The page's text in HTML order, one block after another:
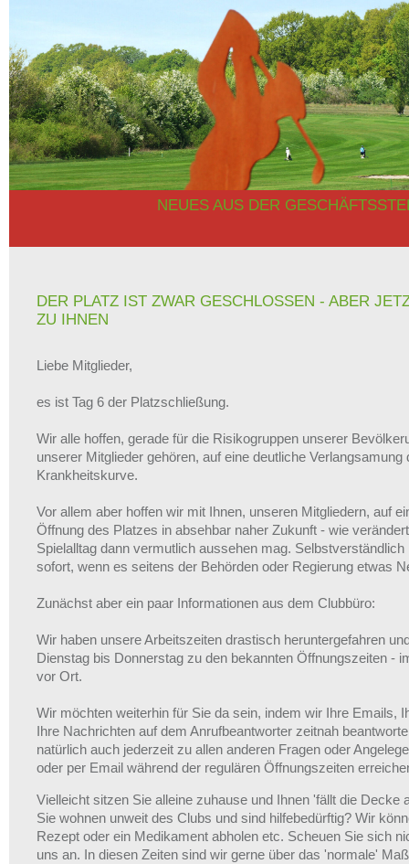
NEUES AUS DER
DER PLATZ IST ZWAR GESCHLOSSEN - ABER
ZU IHNEN
Liebe Mitglieder,
es ist Tag 6 der Platzschließung.
Wir alle hoffen, gerade für die Risikogruppen unserer
unserer Mitglieder gehören, auf eine deutliche Verlangsamung
Krankheitskurve.
Vor allem aber hoffen wir mit Ihnen, unseren Mitgliedern, auf
Öffnung des Platzes in absehbar naher Zukunft - wie
Spielalltag dann vermutlich aussehen mag.
sofort, wenn es seitens der Behörden oder Regierung etwas
Zunächst aber ein paar Informationen aus dem Clubbüro:
Wir haben unsere Arbeitszeiten drastisch heruntergefahren
Dienstag bis Donnerstag zu den bekannten Öffnungszeiten -
vor Ort.
Wir möchten weiterhin für Sie da sein, indem wir Ihre Emails,
Ihre Nachrichten auf dem Anrufbeantworter zeitnah
natürlich auch jederzeit zu allen anderen Fragen oder
oder per Email während der regulären Öffnungszeiten
Vielleicht sitzen Sie alleine zuhause und Ihnen 'fällt die Decke
Sie wohnen unweit des Clubs und sind hilfebedürftig? Wir
Rezept oder ein Medikament abholen etc. Scheuen Sie sich
uns an. In diesen Zeiten sind wir gerne über das 'normale'